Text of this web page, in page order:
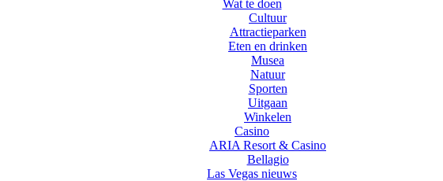
Wat te doen
Cultuur
Attractieparken
Eten en drinken
Musea
Natuur
Sporten
Uitgaan
Winkelen
Casino
ARIA Resort & Casino
Bellagio
Las Vegas nieuws